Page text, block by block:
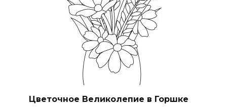
Цветочное Великолепие в Горшке